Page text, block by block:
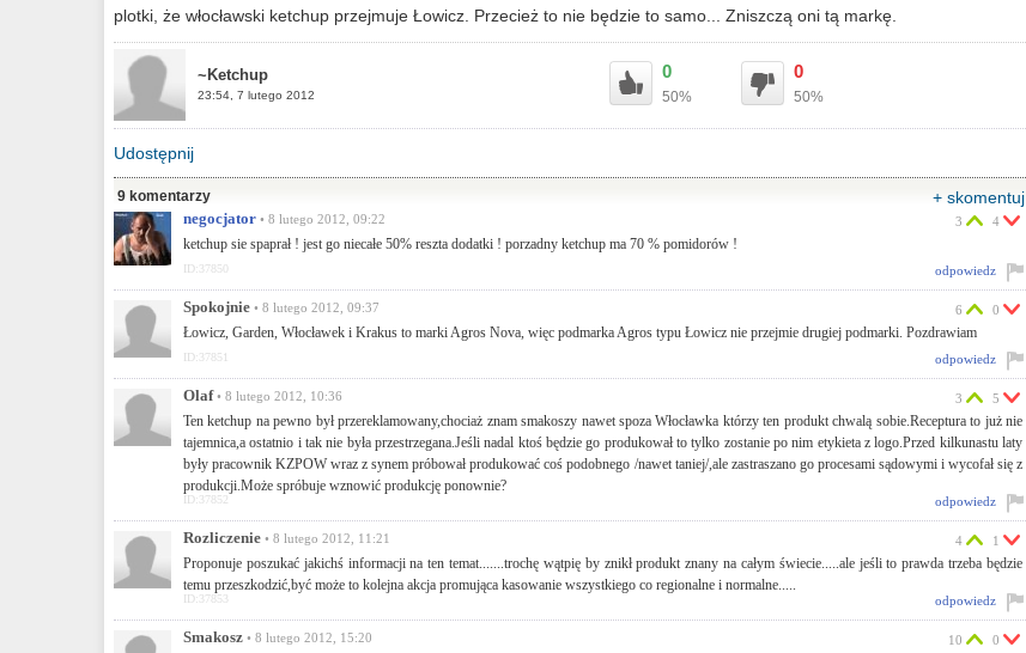
plotki, że włocławski ketchup przejmuje Łowicz. Przecież to nie będzie to samo... Zniszczą oni tą markę.
~Ketchup
23:54, 7 lutego 2012
0
50%
0
50%
Udostępnij
9 komentarzy + skomentuj
negocjator • 8 lutego 2012, 09:22
ketchup sie spaprał ! jest go niecałe 50% reszta dodatki ! porzadny ketchup ma 70 % pomidorów !
3 4
odpowiedz
ID:37850
Spokojnie • 8 lutego 2012, 09:37
Łowicz, Garden, Włocławek i Krakus to marki Agros Nova, więc podmarka Agros typu Łowicz nie przejmie drugiej podmarki. Pozdrawiam
6 0
odpowiedz
ID:37851
Olaf• 8 lutego 2012, 10:36
Ten ketchup na pewno był przereklamowany,chociaż znam smakoszy nawet spoza Włocławka którzy ten produkt chwalą sobie.Receptura to już nie
tajemnica,a ostatnio i tak nie była przestrzegana.Jeśli nadal ktoś będzie go produkował to tylko zostanie po nim etykieta z logo.Przed kilkunastu laty
były pracownik KZPOW wraz z synem próbował produkować coś podobnego /nawet taniej/,ale zastraszano go procesami sądowymi i wycofał się z
produkcji.Może spróbuje wznowić produkcję ponownie?
3 5
odpowiedz
ID:37852
Rozliczenie • 8 lutego 2012, 11:21
Proponuje poszukać jakichś informacji na ten temat.......trochę wątpię by znikł produkt znany na całym świecie.....ale jeśli to prawda trzeba będzie
temu przeszkodzić,być może to kolejna akcja promująca kasowanie wszystkiego co regionalne i normalne.....
4 1
odpowiedz
ID:37853
Smakosz • 8 lutego 2012, 15:20 10 0